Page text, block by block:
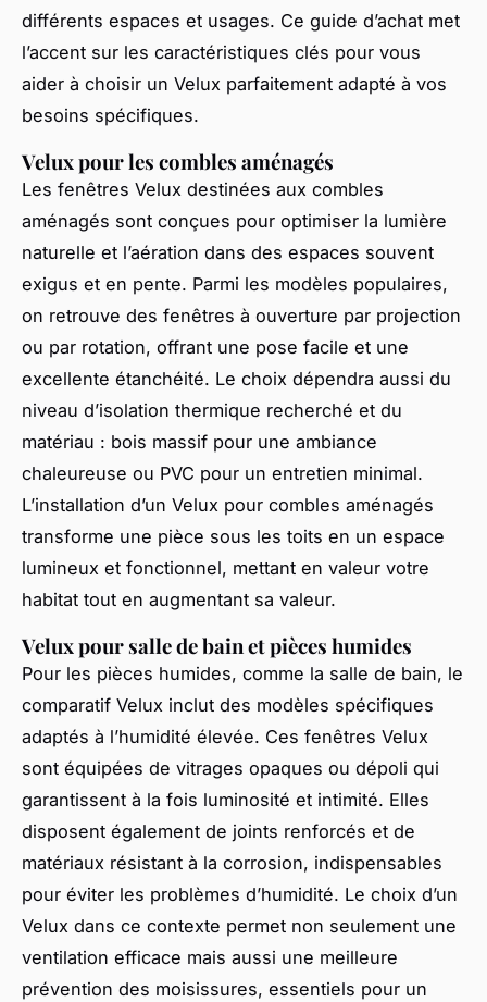
différents espaces et usages. Ce guide d’achat met
l’accent sur les caractéristiques clés pour vous
aider à choisir un Velux parfaitement adapté à vos
besoins spécifiques.
Velux pour les combles aménagés
Les fenêtres Velux destinées aux combles
aménagés sont conçues pour optimiser la lumière
naturelle et l’aération dans des espaces souvent
exigus et en pente. Parmi les modèles populaires,
on retrouve des fenêtres à ouverture par projection
ou par rotation, offrant une pose facile et une
excellente étanchéité. Le choix dépendra aussi du
niveau d’isolation thermique recherché et du
matériau : bois massif pour une ambiance
chaleureuse ou PVC pour un entretien minimal.
L’installation d’un Velux pour combles aménagés
transforme une pièce sous les toits en un espace
lumineux et fonctionnel, mettant en valeur votre
habitat tout en augmentant sa valeur.
Velux pour salle de bain et pièces humides
Pour les pièces humides, comme la salle de bain, le
comparatif Velux inclut des modèles spécifiques
adaptés à l’humidité élevée. Ces fenêtres Velux
sont équipées de vitrages opaques ou dépoli qui
garantissent à la fois luminosité et intimité. Elles
disposent également de joints renforcés et de
matériaux résistant à la corrosion, indispensables
pour éviter les problèmes d’humidité. Le choix d’un
Velux dans ce contexte permet non seulement une
ventilation efficace mais aussi une meilleure
prévention des moisissures, essentiels pour un